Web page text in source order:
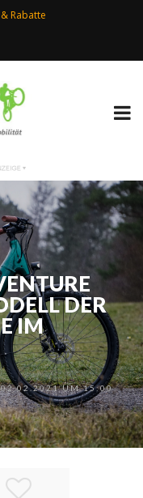
Rabatte
DER
IM
02.02.2021 UM 15:00